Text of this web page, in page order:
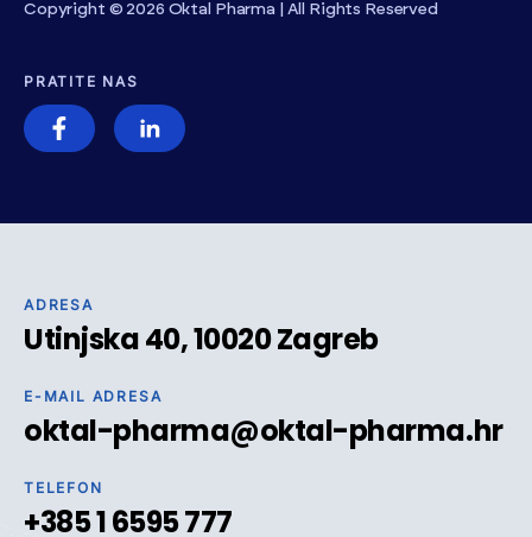
ADRESA
Utinjska 40, 10020 Zagreb
E-MAIL ADRESA
oktal-pharma@oktal-pharma.hr
TELEFON
+385 1 6595 777
Copyright © 2026 Oktal Pharma | All Rights Reserved
PRATITE NAS